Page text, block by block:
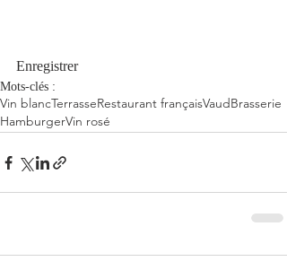
Enregistrer
Mots-clés :
Vin blancTerrasseRestaurant françaisVaudBrasserie
HamburgerVin rosé